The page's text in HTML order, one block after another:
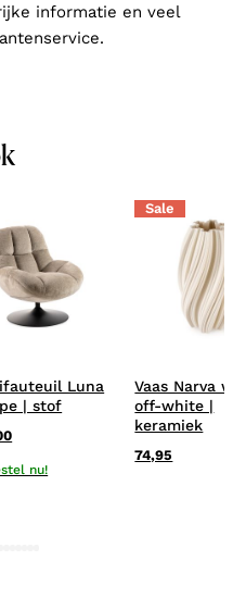
informatie en veel
Luna
| stof
nu!
Sale
Vaas Narva
off-white |
keramiek
74,95